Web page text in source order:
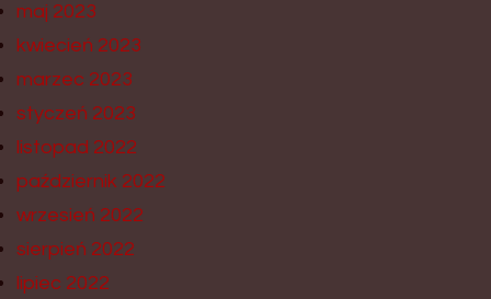
maj 2023
kwiecień 2023
marzec 2023
styczeń 2023
listopad 2022
październik 2022
wrzesień 2022
sierpień 2022
lipiec 2022